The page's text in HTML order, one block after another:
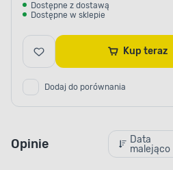
APLIKACJA FARBY
Idealnie
powierzchnia
Zapomnij o widocznych
poszczególnymi warstwami.
Dostępne z dostawą
Dostępne w sklepie
Kup teraz
Dodaj do porównania
Opinie
Data
malejąco